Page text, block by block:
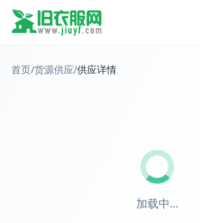
首页/货源供应/供应详情
加载中...